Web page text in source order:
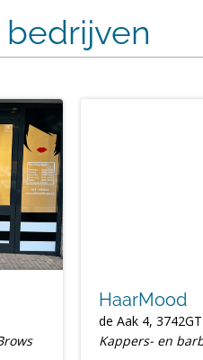
HaarMood
de Aak 4,
Kappers- en